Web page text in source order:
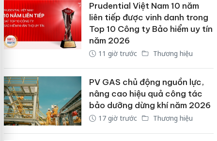
Prudential Việt Nam 10 năm
liên tiếp được vinh danh trong
Top 10 Công ty Bảo hiểm uy tín
năm 2026
11 giờ trước Thương hiệu
PV GAS chủ động nguồn lực,
nâng cao hiệu quả công tác
bảo dưỡng dừng khí năm 2026
17 giờ trước Thương hiệu